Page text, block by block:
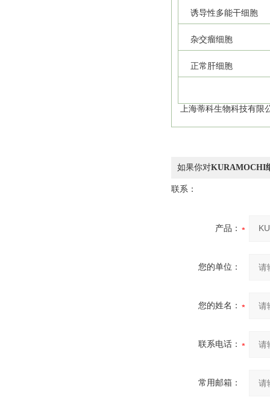
诱导性多能干细胞
杂交瘤细胞
正常肝细胞
上海蒂科生物科技有限
如果你对KURAMOCHI
联系：
产品：
您的单位：
您的姓名：
联系电话：
常用邮箱：